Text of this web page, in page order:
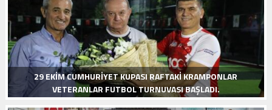
29 EKIM CUMHURIYET KUPASI RAFTAKI KRAMPONLAR
VETERANLAR FUTBOL TURNUVASI BAŞLADI.